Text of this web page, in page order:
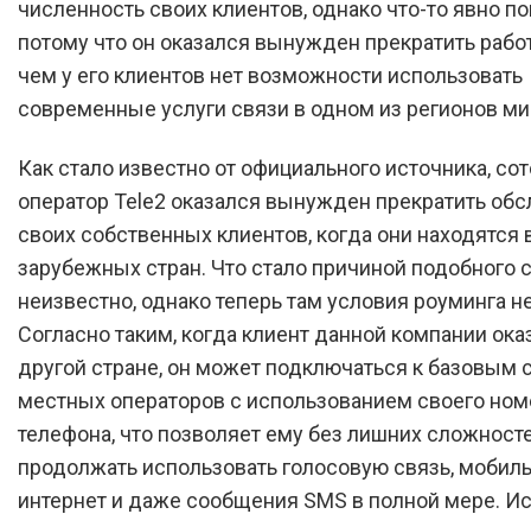
численность своих клиентов, однако что-то явно
потому что он оказался вынужден прекратить
чем у его клиентов нет возможности использовать
современные услуги связи в одном из регионов
Как стало известно от официального источника,
оператор Tele2 оказался вынужден прекратить
своих собственных клиентов, когда они находятся
зарубежных стран. Что стало причиной подобного
неизвестно, однако теперь там условия роуминга
Согласно таким, когда клиент данной компании
другой стране, он может подключаться к базовым
местных операторов с использованием своего
телефона, что позволяет ему без лишних
продолжать использовать голосовую связь,
интернет и даже сообщения SMS в полной мере.